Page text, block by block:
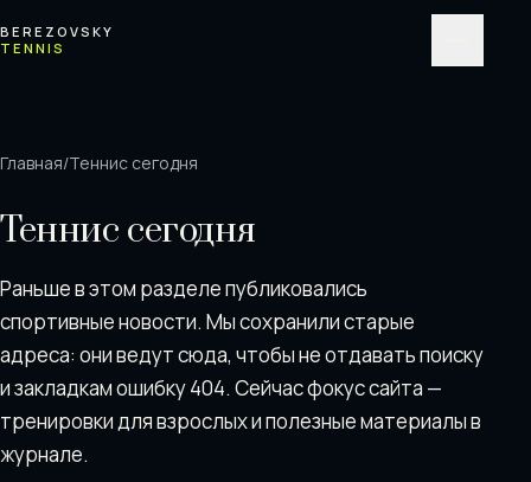
BEREZOVSKY
TENNIS
Главная/Теннис сегодня
Теннис сегодня
Раньше в этом разделе публиковались
спортивные новости. Мы сохранили старые
адреса: они ведут сюда, чтобы не отдавать поискy
и закладкам ошибку 404. Сейчас фокус сайта —
тренировки для взрослых и полезные материалы в
журнале.